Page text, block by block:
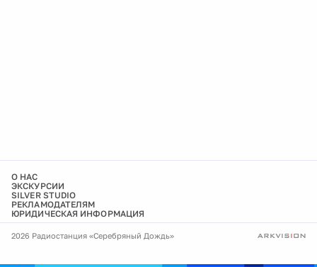
О НАС
ЭКСКУРСИИ
SILVER STUDIO
РЕКЛАМОДАТЕЛЯМ
ЮРИДИЧЕСКАЯ ИНФОРМАЦИЯ
2026 Радиостанция «Серебряный Дождь»